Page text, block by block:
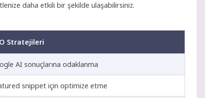
daha etkili bir şekilde ulaşabilirsiniz.
Stratejileri
AI sonuçlarına odaklanma
snippet için optimize etme